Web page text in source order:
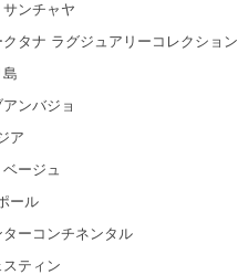
サンチャヤ
クタナ ラグジュアリーコレクション
島
アンバジョ
ア
ージュ
ール
ターコンチネンタル
スティン